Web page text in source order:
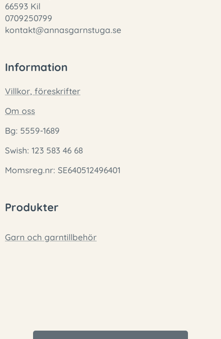
66593 Kil
0709250799
kontakt@annasgarnstuga.se
Information
Villkor, föreskrifter
Om oss
Bg: 5559-1689
Swish: 123 583 46 68
Momsreg.nr: SE640512496401
Produkter
Garn och garntillbehör